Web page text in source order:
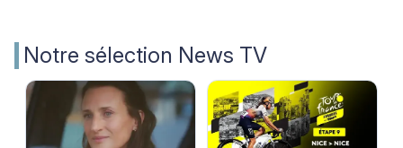
Notre sélection News TV